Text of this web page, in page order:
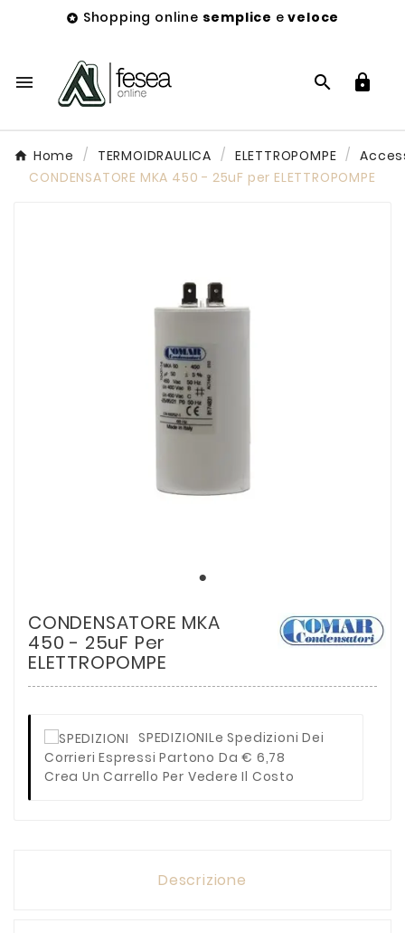
 Shopping online semplice eveloce
  
Home TERMOIDRAULICA ELETTROPOMPE
CONDENSATORE MKA 450 - 25uF per ELETTROPOMPE
CONDENSATORE MKA
450 - 25uF Per
ELETTROPOMPE
SPEDIZIONILe Spedizioni Dei
Corrieri Espressi Partono Da € 6,78
Crea Un Carrello Per Vedere Il Costo
Descrizione